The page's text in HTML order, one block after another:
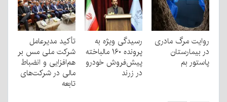
روایت مرگ مادری
در بیمارستان
پاستور بم
رسیدگی ویژه به
پرونده ۱۶۰ مالباخته
پیش‌فروش خودرو
در زرند
تأکید مدیرعامل
شرکت ملی مس بر
هم‌افزایی و انضباط
مالی در شرکت‌های
تابعه